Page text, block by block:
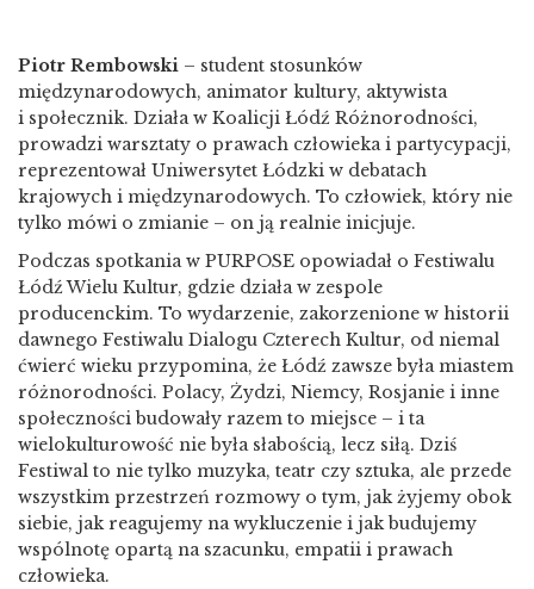
Piotr Rembowski – student stosunków
międzynarodowych, animator kultury, aktywista
i społecznik. Działa w Koalicji Łódź Różnorodności,
prowadzi warsztaty o prawach człowieka i partycypacji,
reprezentował Uniwersytet Łódzki w debatach
krajowych i międzynarodowych. To człowiek, który nie
tylko mówi o zmianie – on ją realnie inicjuje.
Podczas spotkania w PURPOSE opowiadał o Festiwalu
Łódź Wielu Kultur, gdzie działa w zespole
producenckim. To wydarzenie, zakorzenione w historii
dawnego Festiwalu Dialogu Czterech Kultur, od niemal
ćwierć wieku przypomina, że Łódź zawsze była miastem
różnorodności. Polacy, Żydzi, Niemcy, Rosjanie i inne
społeczności budowały razem to miejsce – i ta
wielokulturowość nie była słabością, lecz siłą. Dziś
Festiwal to nie tylko muzyka, teatr czy sztuka, ale przede
wszystkim przestrzeń rozmowy o tym, jak żyjemy obok
siebie, jak reagujemy na wykluczenie i jak budujemy
wspólnotę opartą na szacunku, empatii i prawach
człowieka.